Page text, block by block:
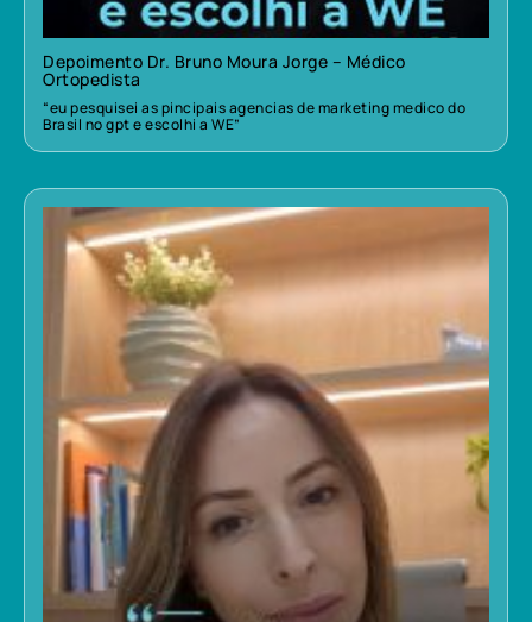
Depoimento Dr. Bruno Moura Jorge – Médico
Ortopedista
“eu pesquisei as pincipais agencias de marketing medico do
Brasil no gpt e escolhi a WE”